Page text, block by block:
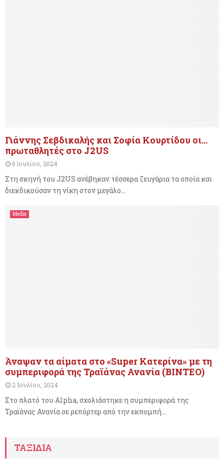
Γιάννης Σεβδικαλής και Σοφία Κουρτίδου οι…
πρωταθλητές στο J2US
6 Ιουλίου, 2024
Στη σκηνή του J2US ανέβηκαν τέσσερα ζευγάρια τα οποία και
διεκδικούσαν τη νίκη στον μεγάλο...
Media
Άναψαν τα αίματα στο «Super Κατερίνα» με τη
συμπεριφορά της Τραϊάνας Ανανία (ΒΙΝΤΕΟ)
2 Ιουλίου, 2024
Στο πλατό του Alpha, σχολιάστηκε η συμπεριφορά της
Τραϊάνας Ανανία σε ρεπόρτερ από την εκπομπή...
ΤΑΞΙΔΙΑ